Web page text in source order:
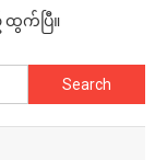
ထွက်ပြီ။
Search
for: